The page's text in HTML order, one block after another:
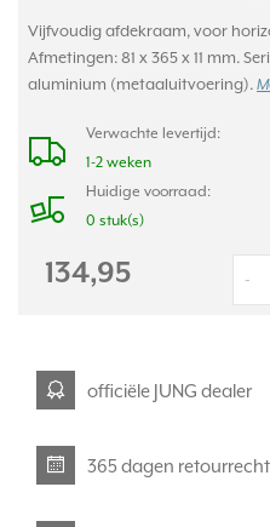
Vijfvoudig afdekraam, voor
Afmetingen: 81 x 365 x 11 mm.
aluminium (metaaluitvoering).
Verwachte levertijd:
1-2 weken
Huidige voorraad:
0 stuk(s)
134,95 -
officiële JUNG dealer
365 dagen retourrecht